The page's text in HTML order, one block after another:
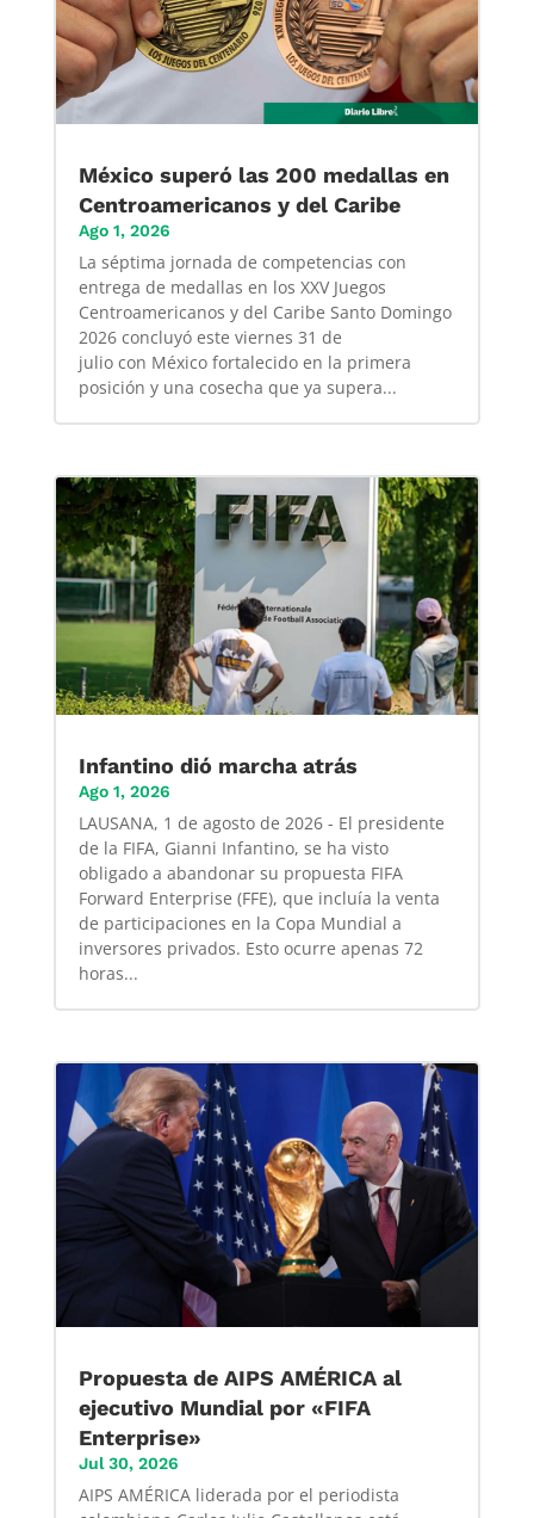
México superó las 200 medallas en
Centroamericanos y del Caribe
Ago 1, 2026
La séptima jornada de competencias con
entrega de medallas en los XXV Juegos
Centroamericanos y del Caribe Santo Domingo
2026 concluyó este viernes 31 de
julio con México fortalecido en la primera
posición y una cosecha que ya supera...
Infantino dió marcha atrás
Ago 1, 2026
LAUSANA, 1 de agosto de 2026 - El presidente
de la FIFA, Gianni Infantino, se ha visto
obligado a abandonar su propuesta FIFA
Forward Enterprise (FFE), que incluía la venta
de participaciones en la Copa Mundial a
inversores privados. Esto ocurre apenas 72
horas...
Propuesta de AIPS AMÉRICA al
ejecutivo Mundial por «FIFA
Enterprise»
Jul 30, 2026
AIPS AMÉRICA liderada por el periodista